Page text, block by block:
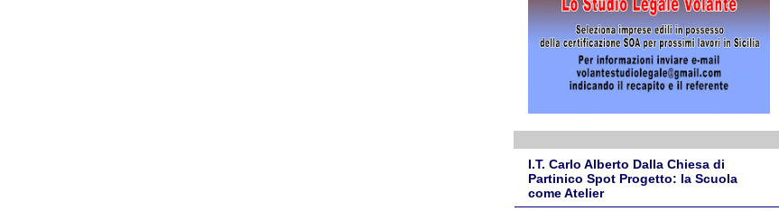
I.T. Carlo Alberto Dalla Chiesa di
Partinico Spot Progetto: la Scuola
come Atelier